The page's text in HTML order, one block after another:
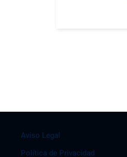
Aviso Legal
Política de Privacidad